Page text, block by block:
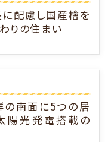
配慮し国産檜を
りの住まい
の南面に5つの居
陽光発電搭載の